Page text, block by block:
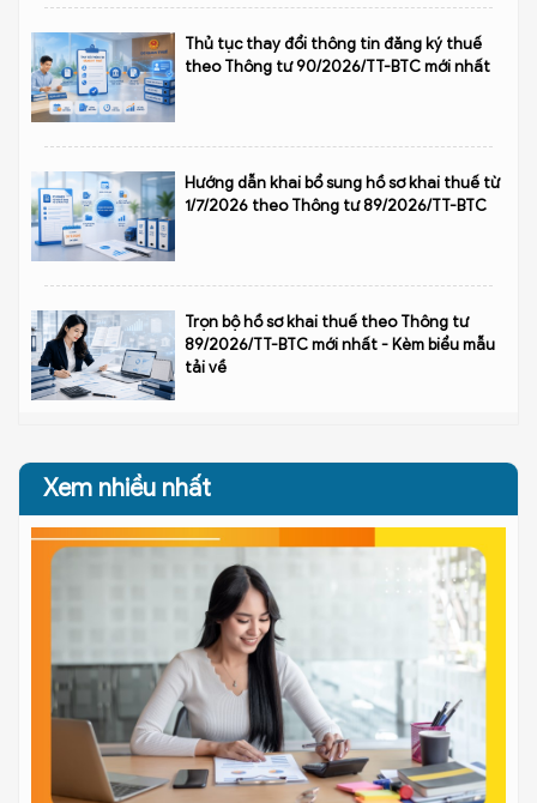
Thủ tục thay đổi thông tin đăng ký thuế
theo Thông tư 90/2026/TT-BTC mới nhất
Hướng dẫn khai bổ sung hồ sơ khai thuế từ
1/7/2026 theo Thông tư 89/2026/TT-BTC
Trọn bộ hồ sơ khai thuế theo Thông tư
89/2026/TT-BTC mới nhất - Kèm biểu mẫu
tải về
Xem nhiều nhất